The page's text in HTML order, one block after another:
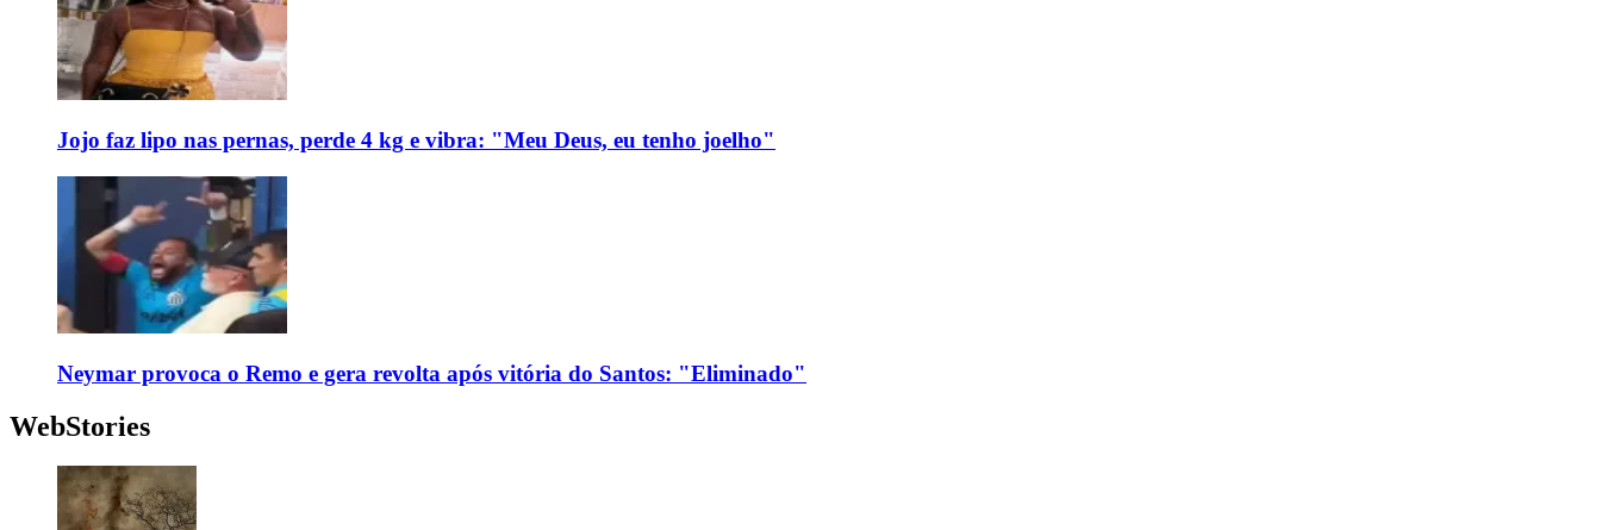
Jojo faz lipo nas pernas, perde 4 kg e vibra: "Meu Deus, eu tenho joelho"
Neymar provoca o Remo e gera revolta após vitória do Santos: "Eliminado"
WebStories